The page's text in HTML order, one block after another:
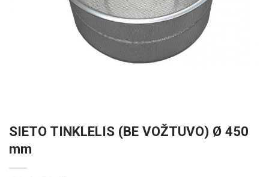
SIETO TINKLELIS (BE VOŽTUVO) Ø 450
mm